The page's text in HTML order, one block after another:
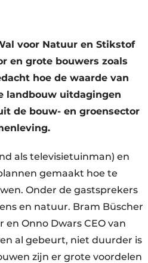
voor Natuur en Stikstof
en grote bouwers zoals
hoe de waarde van
landbouw uitdagingen
de bouw- en groensector
als televisietuinman) en
gemaakt hoe te
Onder de gastsprekers
en natuur. Bram Büscher
Onno Dwars CEO van
al gebeurt, niet duurder is
zijn er grote voordelen